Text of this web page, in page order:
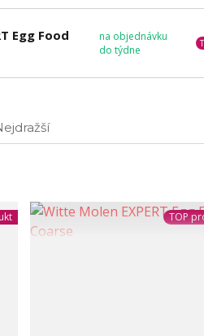
Egg Food
na objednávku
do týdne
TOP